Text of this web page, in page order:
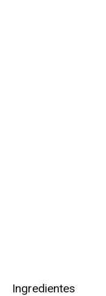
Ingredientes